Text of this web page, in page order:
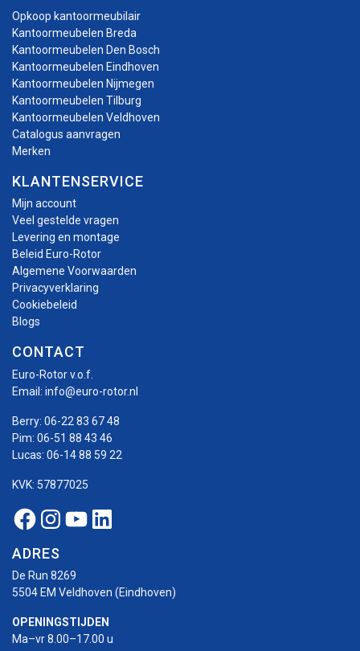
Opkoop kantoormeubilair
Kantoormeubelen Breda
Kantoormeubelen Den Bosch
Kantoormeubelen Eindhoven
Kantoormeubelen Nijmegen
Kantoormeubelen Tilburg
Kantoormeubelen Veldhoven
Catalogus aanvragen
Merken
KLANTENSERVICE
Mijn account
Veel gestelde vragen
Levering en montage
Beleid Euro-Rotor
Algemene Voorwaarden
Privacyverklaring
Cookiebeleid
Blogs
CONTACT
Euro-Rotor v.o.f.
Email: info@euro-rotor.nl
Berry: 06-22 83 67 48
Pim: 06-51 88 43 46
Lucas: 06-14 88 59 22
KVK: 57877025
Facebook Euro-rotor
Instagram Euro-rotor
Youtube Euro-rotor
Linkedin Euro-rotor
ADRES
De Run 8269
5504 EM Veldhoven (Eindhoven)
OPENINGSTIJDEN
Ma–vr 8.00–17.00 u